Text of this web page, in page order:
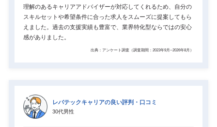
理解のあるキャリアアドバイザーが対応してくれるため、自分の
スキルセットや希望条件に合った求人をスムーズに提案してもら
えました。過去の支援実績も豊富で、業界特化型ならではの安心
感がありました。
出典：アンケート調査（調査期間：2023年9月~2026年8月）
レバテックキャリアの良い評判・口コミ
30代男性